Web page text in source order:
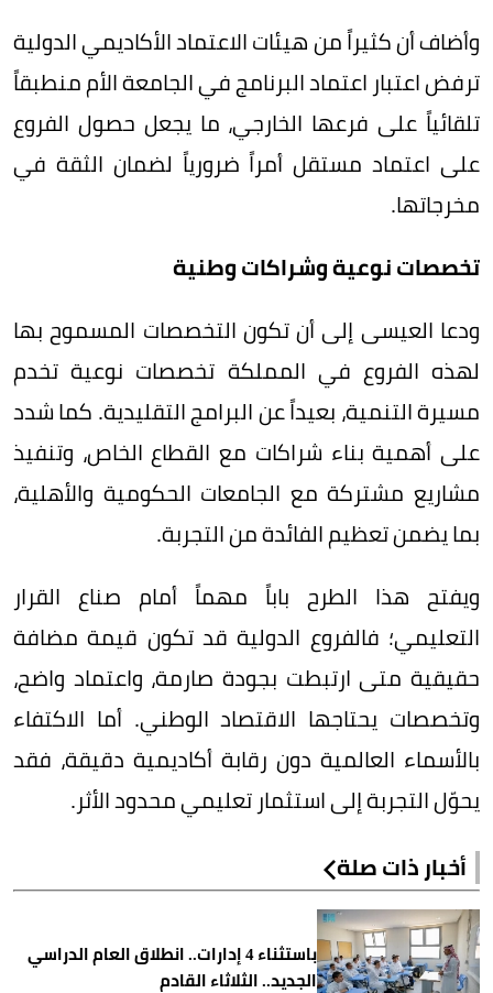
وأضاف أن كثيراً من هيئات الاعتماد الأكاديمي الدولية
ترفض اعتبار اعتماد البرنامج في الجامعة الأم منطبقاً
تلقائياً على فرعها الخارجي، ما يجعل حصول الفروع
على اعتماد مستقل أمراً ضرورياً لضمان الثقة في
مخرجاتها.
تخصصات نوعية وشراكات وطنية
ودعا العيسى إلى أن تكون التخصصات المسموح بها
لهذه الفروع في المملكة تخصصات نوعية تخدم
مسيرة التنمية، بعيداً عن البرامج التقليدية. كما شدد
على أهمية بناء شراكات مع القطاع الخاص، وتنفيذ
مشاريع مشتركة مع الجامعات الحكومية والأهلية،
بما يضمن تعظيم الفائدة من التجربة.
ويفتح هذا الطرح باباً مهماً أمام صناع القرار
التعليمي؛ فالفروع الدولية قد تكون قيمة مضافة
حقيقية متى ارتبطت بجودة صارمة، واعتماد واضح،
وتخصصات يحتاجها الاقتصاد الوطني. أما الاكتفاء
بالأسماء العالمية دون رقابة أكاديمية دقيقة، فقد
يحوّل التجربة إلى استثمار تعليمي محدود الأثر.
أخبار ذات صلة
باستثناء 4 إدارات.. انطلاق العام الدراسي
الجديد.. الثلاثاء القادم